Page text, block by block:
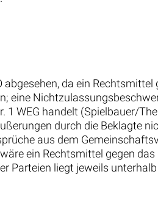
da ein Rechtsmittel
WEG handelt (Spielbauer/
durch die Beklagte
aus dem
ein Rechtsmittel gegen
Parteien liegt jeweils